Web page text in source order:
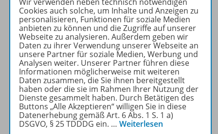
Ihr Wegweiser zu den
wichtigsten Seiten von PRAXIS
GEOGRAPHIE:
zu den Abo-Angeboten
zum Zeitschriftenkiosk
zum Online-Archiv
Mehr zur Zeitschrift
Cookies auch solche, um Inhalte und Anzeigen zu
personalisieren, Funktionen für soziale Medien
anbieten zu können und die Zugriffe auf unserer
Webseite zu analysieren. Außerdem geben wir
Daten zu ihrer Verwendung unserer Webseite an
unsere Partner für soziale Medien, Werbung und
Analysen weiter. Unserer Partner führen diese
Informationen möglicherweise mit weiteren
Daten zusammen, die Sie ihnen bereitgestellt
haben oder die sie im Rahmen Ihrer Nutzung der
Dienste gesammelt haben. Durch Betätigen des
Buttons „Alle Akzeptieren“ willigen Sie in diese
Datenerhebung gemäß Art. 6 Abs. 1 S. 1 a)
DSGVO, § 25 TDDDG ein. … Weiterlesen